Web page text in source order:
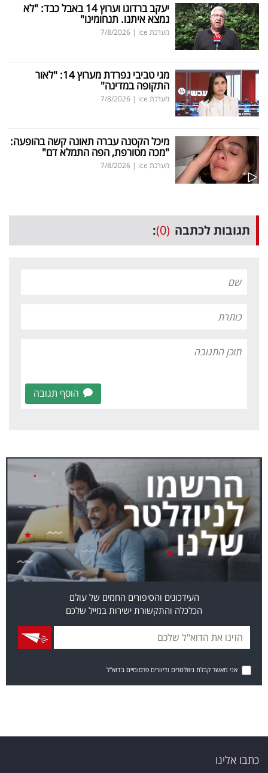
יעקב ברדוגו וערוץ 14 באבל כבד: "לא
נמצא איתנו. תנחומינו"
מערכת ice |
7/8/2026
מגי טביבי נפרדת מערוץ 14: "לאור
התקופה במדינה"
מערכת ice |
7/8/2026
מיכל הקטנה עברה תאונה קשה בהופעה:
"מכה מטורפת, הפה התמלא דם"
מערכת ice |
7/8/2026
תגובות לכתבה (0)
:
הוסף תגובה
העידכונים והסיפורים החמים של עולם
הכלכלה והתקשורת ישירות במייל שלכם
אני מאשר קבלת ניוזלטרים ודיוורים פרסומיים בדוא"ל
כתבו אלינו